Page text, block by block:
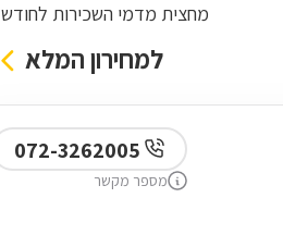
מחצית מדמי השכירות לחודש
למחירון המלא
מספר מקשר